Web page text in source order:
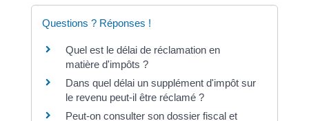
Questions ? Réponses !
Quel est le délai de réclamation en
matière d'impôts ?
Dans quel délai un supplément d'impôt sur
le revenu peut-il être réclamé ?
Peut-on consulter son dossier fiscal et